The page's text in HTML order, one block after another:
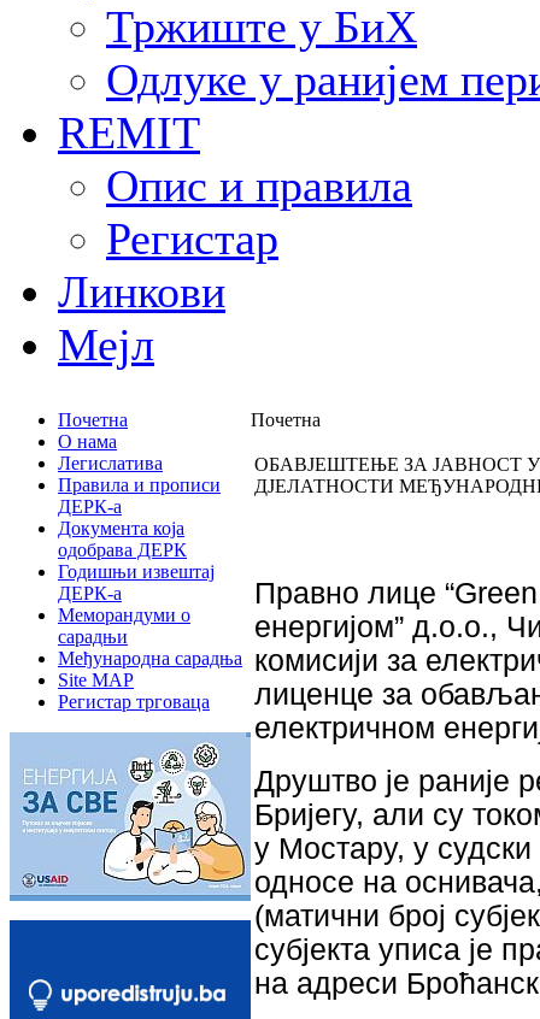
Тржиште у БиХ
Одлуке у ранијем
REMIT
Опис и правила
Регистар
Линкови
Мејл
Почетна
О нама
Легислатива
Правила и прописи
ДЕРК-а
Документа која
одобрава ДЕРК
Годишњи извештај
ДЕРК-а
Меморандуми о
сарадњи
Међународна сарадња
Site MAP
Регистар трговаца
Почетна
ОБАВЈЕШТЕЊЕ ЗА ЈАВНОСТ
ДЈЕЛАТНОСТИ
Правно лице
енергијом” д.о.о.,
комисији за
лиценце за
електричном
Друштво је раније
Бријегу, али су
у Мостару, у судски
односе на
(матични број
субјекта уписа је
на адреси